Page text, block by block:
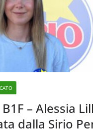
– Alessia
dalla Sirio